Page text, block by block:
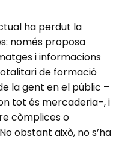
ha perdut la
només proposa
i informacions
de formació
la gent en el públic –
tot és mercaderia–, i
còmplices o
obstant això, no s’ha